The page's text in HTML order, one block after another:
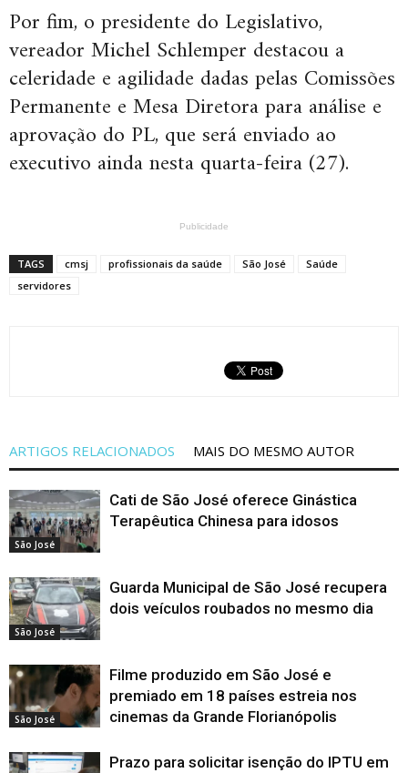
Por fim, o presidente do Legislativo,
vereador Michel Schlemper destacou a
celeridade e agilidade dadas pelas Comissões
Permanente e Mesa Diretora para análise e
aprovação do PL, que será enviado ao
executivo ainda nesta quarta-feira (27).
Publicidade
TAGS cmsj profissionais da saúde São José
Saúde
servidores
ARTIGOS RELACIONADOS MAIS DO MESMO AUTOR
São José
Cati de São José oferece Ginástica
Terapêutica Chinesa para idosos
São José
Guarda Municipal de São José recupera
dois veículos roubados no mesmo dia
São José
Filme produzido em São José e
premiado em 18 países estreia nos
cinemas da Grande Florianópolis
Prazo para solicitar isenção do IPTU em